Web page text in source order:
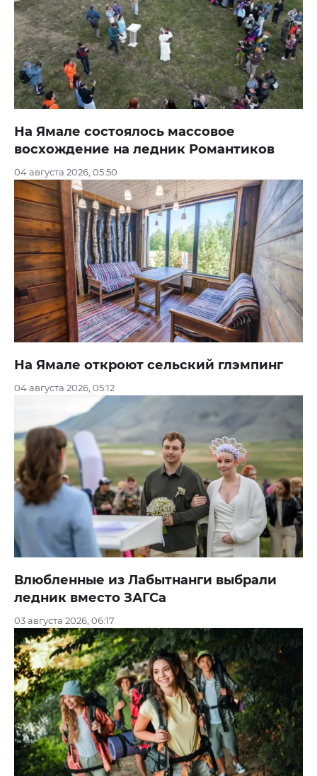
На Ямале состоялось массовое
восхождение на ледник Романтиков
04 августа 2026, 05:50
На Ямале откроют сельский глэмпинг
04 августа 2026, 05:12
Влюбленные из Лабытнанги выбрали
ледник вместо ЗАГСа
03 августа 2026, 06:17